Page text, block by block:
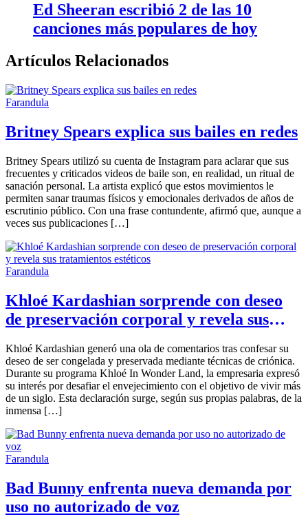
Ed Sheeran escribió 2 de las 10
canciones más populares de hoy
Artículos Relacionados
Farandula
Britney Spears explica sus bailes en redes
Britney Spears utilizó su cuenta de Instagram para aclarar que sus
frecuentes y criticados videos de baile son, en realidad, un ritual de
sanación personal. La artista explicó que estos movimientos le
permiten sanar traumas físicos y emocionales derivados de años de
escrutinio público. Con una frase contundente, afirmó que, aunque a
veces sus publicaciones […]
Farandula
Khloé Kardashian sorprende con deseo
de preservación corporal y revela sus
Khloé Kardashian generó una ola de comentarios tras confesar su
deseo de ser congelada y preservada mediante técnicas de criónica.
Durante su programa Khloé In Wonder Land, la empresaria expresó
su interés por desafiar el envejecimiento con el objetivo de vivir más
de un siglo. Esta declaración surge, según sus propias palabras, de la
inmensa […]
Farandula
Bad Bunny enfrenta nueva demanda por
uso no autorizado de voz